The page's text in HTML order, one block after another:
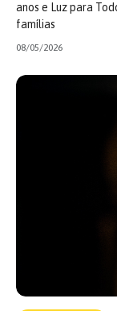
anos e Luz para
famílias
08/05/2026